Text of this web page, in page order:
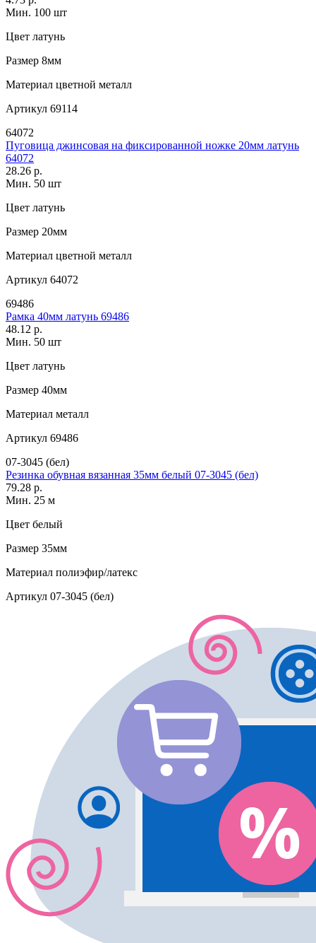
Мин. 100 шт
Цвет латунь
Размер 8мм
Материал цветной металл
Артикул 69114
64072
Пуговица джинсовая на фиксированной ножке 20мм латунь
64072
28.26 р.
Мин. 50 шт
Цвет латунь
Размер 20мм
Материал цветной металл
Артикул 64072
69486
Рамка 40мм латунь 69486
48.12 р.
Мин. 50 шт
Цвет латунь
Размер 40мм
Материал металл
Артикул 69486
07-3045 (бел)
Резинка обувная вязанная 35мм белый 07-3045 (бел)
79.28 р.
Мин. 25 м
Цвет белый
Размер 35мм
Материал полиэфир/латекс
Артикул 07-3045 (бел)